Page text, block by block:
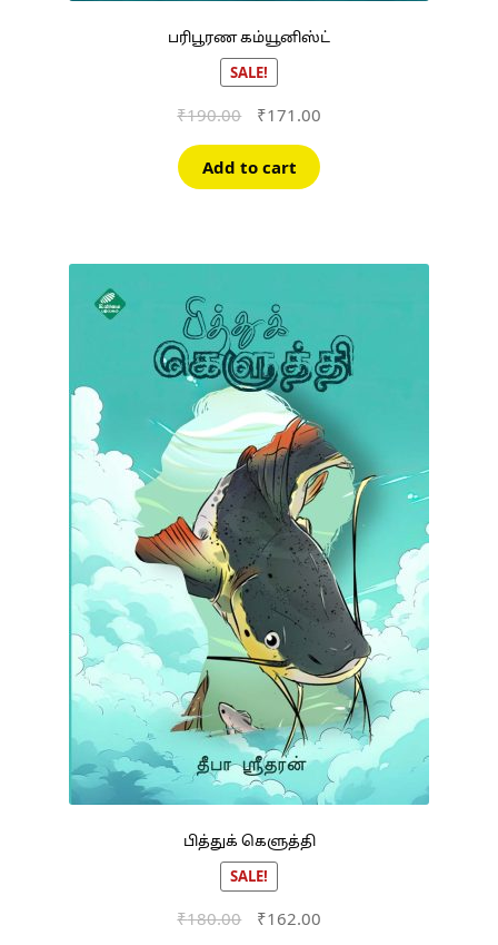
பரிபூரண கம்யூனிஸ்ட்
SALE!
₹190.00
Original
was:
₹190.00.
₹171.00Current
is:
Add to cart
பித்துக் கெளுத்தி
SALE!
₹180.00
Original
₹162.00Current